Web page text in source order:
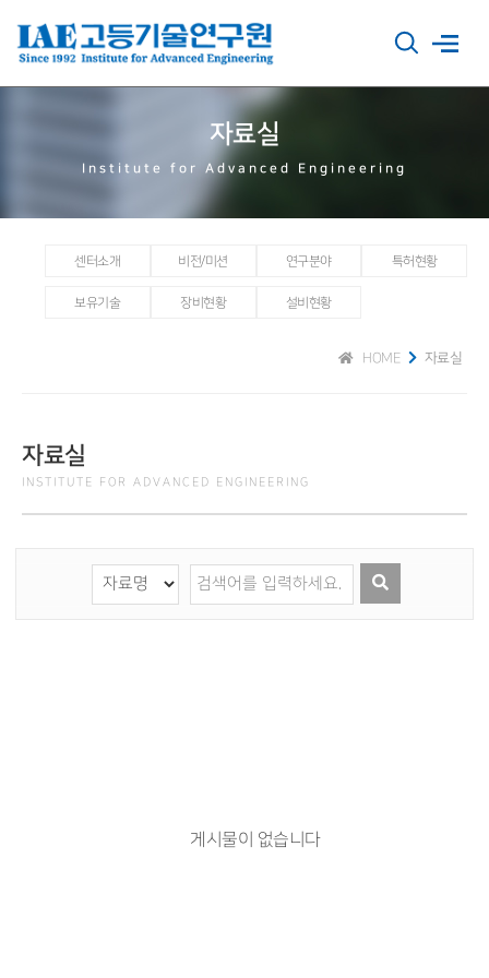
자료실
Institute for Advanced Engineering
센터소개 비전/미션 연구분야 특허현황
보유기술 장비현황 설비현황
자료실
HOME
자료실
INSTITUTE FOR ADVANCED ENGINEERING
게시물이 없습니다